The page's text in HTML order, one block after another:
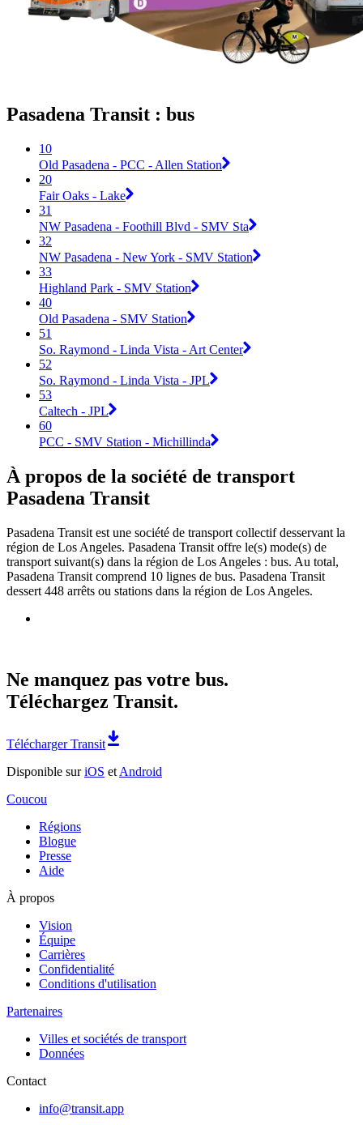
Pasadena Transit : bus
10
Old Pasadena - PCC - Allen Station
20
Fair Oaks - Lake
31
NW Pasadena - Foothill Blvd - SMV Sta
32
NW Pasadena - New York - SMV Station
33
Highland Park - SMV Station
40
Old Pasadena - SMV Station
51
So. Raymond - Linda Vista - Art Center
52
So. Raymond - Linda Vista - JPL
53
Caltech - JPL
60
PCC - SMV Station - Michillinda
À propos de la société de transport
Pasadena Transit
Pasadena Transit est une société de transport collectif desservant la
région de Los Angeles. Pasadena Transit offre le(s) mode(s) de
transport suivant(s) dans la région de Los Angeles : bus. Au total,
Pasadena Transit comprend 10 lignes de bus. Pasadena Transit
dessert 448 arrêts ou stations dans la région de Los Angeles.
Ne manquez pas votre bus.
Téléchargez Transit.
Télécharger Transit
Disponible suriOS et Android
Coucou
Régions
Blogue
Presse
Aide
À propos
Vision
Équipe
Carrières
Confidentialité
Conditions d'utilisation
Partenaires
Villes et sociétés de transport
Données
Contact
info@transit.app